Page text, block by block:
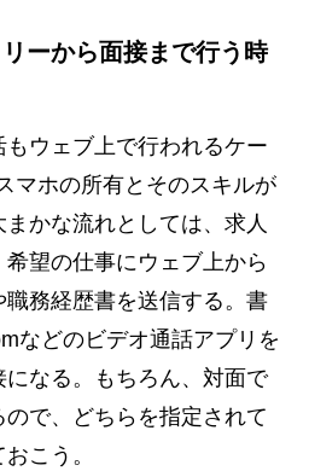
ーから面接まで行う時
ウェブ上で行われるケー
マホの所有とそのスキルが
かな流れとしては、求人
望の仕事にウェブ上から
務経歴書を送信する。書
などのビデオ通話アプリを
なる。もちろん、対面で
で、どちらを指定されて
こう。